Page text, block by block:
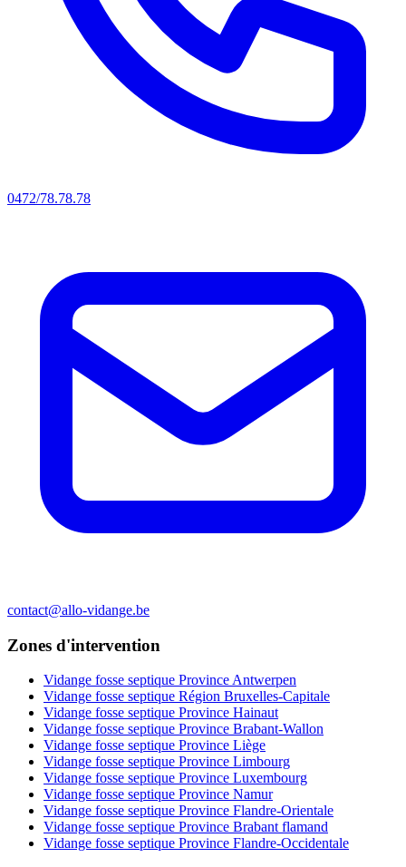
0472/78.78.78
contact@allo-vidange.be
Zones d'intervention
Vidange fosse septique Province Antwerpen
Vidange fosse septique Région Bruxelles-Capitale
Vidange fosse septique Province Hainaut
Vidange fosse septique Province Brabant-Wallon
Vidange fosse septique Province Liège
Vidange fosse septique Province Limbourg
Vidange fosse septique Province Luxembourg
Vidange fosse septique Province Namur
Vidange fosse septique Province Flandre-Orientale
Vidange fosse septique Province Brabant flamand
Vidange fosse septique Province Flandre-Occidentale